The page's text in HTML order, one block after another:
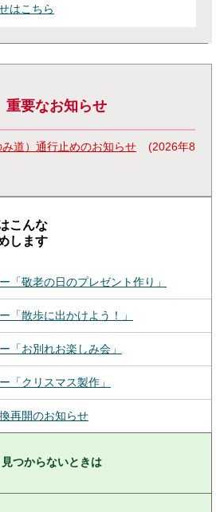
はこちら
重要なお知らせ
道）通行止めのお知らせ
2026年8
こんな
します
「敬老の日のプレゼント作り」
「散歩に出かけよう！」
「お別れお楽しみ会」
「クリスマス製作」
再開のお知らせ
見つからないときは